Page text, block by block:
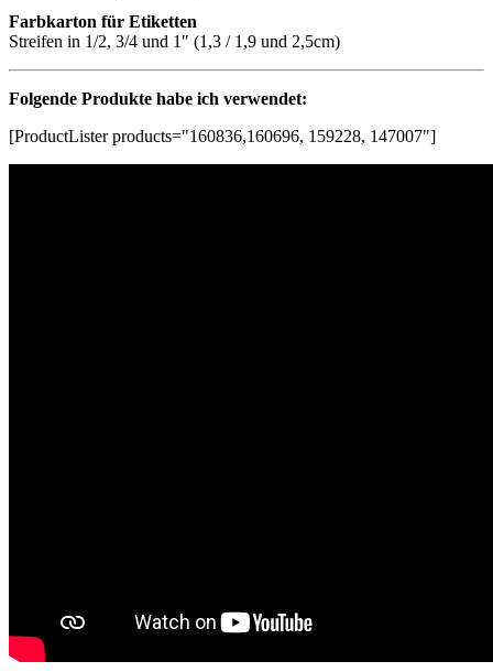
Farbkarton für Etiketten
Streifen in 1/2, 3/4 und 1″ (1,3 / 1,9 und 2,5cm)
Folgende Produkte habe ich verwendet:
[ProductLister products="160836,160696, 159228, 147007"]